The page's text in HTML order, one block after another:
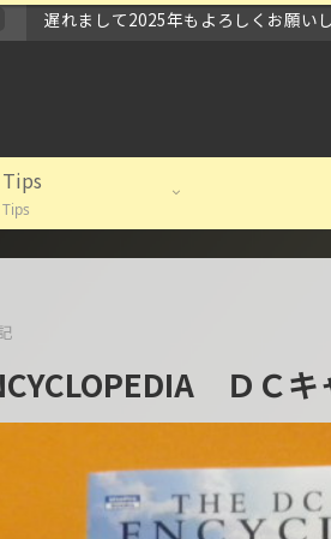
GOLD BLOG(ゴールドブログ)という
ＤＣ